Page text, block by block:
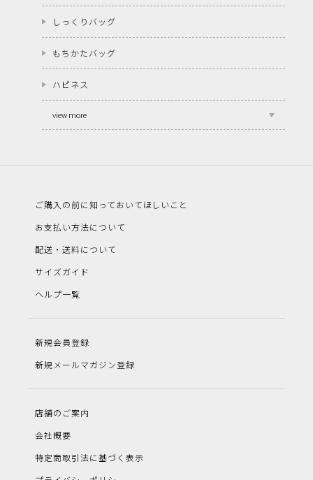
しっくりバッグ
もちかたバッグ
ハピネス
view more
ご購入の前に知っておいてほしいこと
お支払い方法について
配送・送料について
サイズガイド
ヘルプ一覧
新規会員登録
新規メールマガジン登録
店舗のご案内
会社概要
特定商取引法に基づく表示